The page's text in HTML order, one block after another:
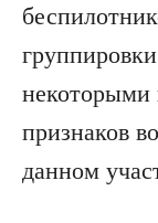
некоторыми
признаков
данном